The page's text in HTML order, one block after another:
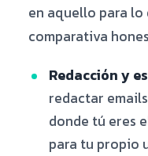
en aquello para lo
comparativa
Redacción y
redactar
donde tú eres
para tu propio